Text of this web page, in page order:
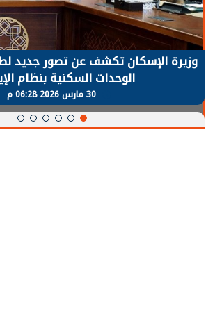
وزيرة الإسكان تكشف عن تصور جديد
الوحدات السكنية بنظام